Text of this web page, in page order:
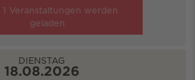
1 Veranstaltungen werden
geladen
DIENSTAG
18.08.2026